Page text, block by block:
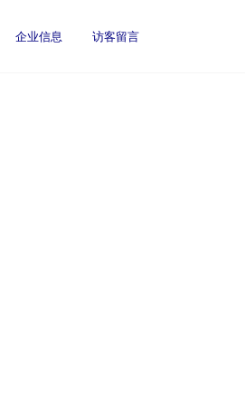
企业信息 访客留言